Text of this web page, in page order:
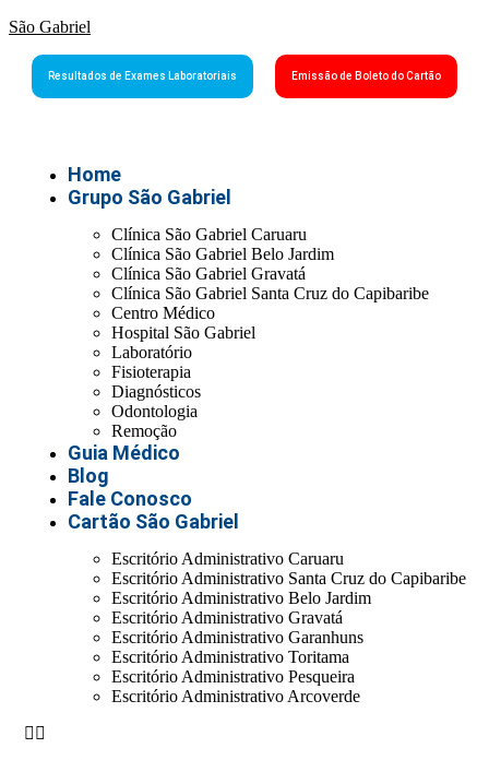
São Gabriel
Resultados de Exames Laboratoriais Emissão de Boleto do Cartão
Home
Grupo São Gabriel
Clínica São Gabriel Caruaru
Clínica São Gabriel Belo Jardim
Clínica São Gabriel Gravatá
Clínica São Gabriel Santa Cruz do Capibaribe
Centro Médico
Hospital São Gabriel
Laboratório
Fisioterapia
Diagnósticos
Odontologia
Remoção
Guia Médico
Blog
Fale Conosco
Cartão São Gabriel
Escritório Administrativo Caruaru
Escritório Administrativo Santa Cruz do Capibaribe
Escritório Administrativo Belo Jardim
Escritório Administrativo Gravatá
Escritório Administrativo Garanhuns
Escritório Administrativo Toritama
Escritório Administrativo Pesqueira
Escritório Administrativo Arcoverde